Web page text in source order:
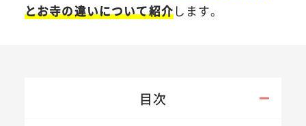
とお寺の違いについて紹介します。
目次